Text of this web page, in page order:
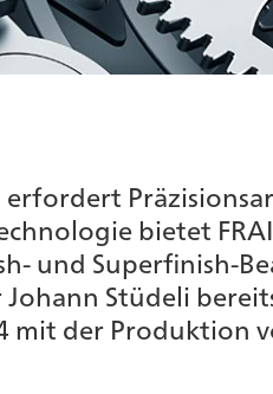
bietet
und Superfinish-
Stüdeli
mit der Produktion